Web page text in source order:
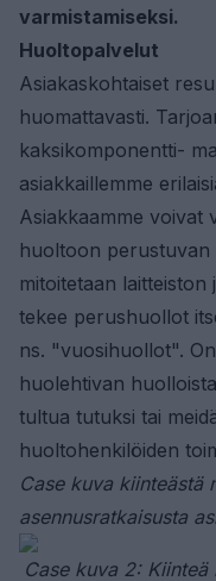
varmistamiseksi.
Huoltopalvelut
Asiakaskohtaiset
huomattavasti.
kaksikomponentti-
asiakkaillemme
Asiakkaamme voivat
huoltoon perustuvan
mitoitetaan
tekee perushuollot
ns. "vuosihuollot".
huolehtivan
tultua tutuksi tai
huoltohenkilöiden
Case kuva kiinteästä
asennusratkaisusta
Case kuva 2: